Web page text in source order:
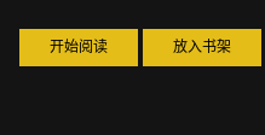
开始阅读 放入书架